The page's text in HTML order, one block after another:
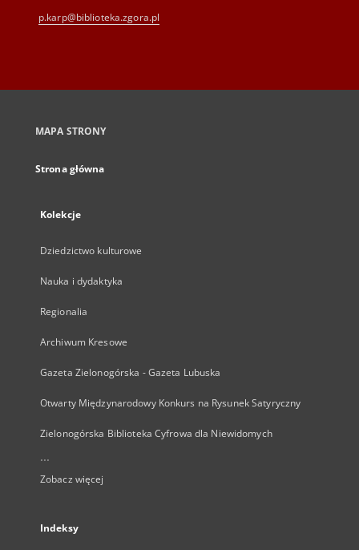
p.karp@biblioteka.zgora.pl
MAPA STRONY
Strona główna
Kolekcje
Dziedzictwo kulturowe
Nauka i dydaktyka
Regionalia
Archiwum Kresowe
Gazeta Zielonogórska - Gazeta Lubuska
Otwarty Międzynarodowy Konkurs na Rysunek Satyryczny
Zielonogórska Biblioteka Cyfrowa dla Niewidomych
...
Zobacz więcej
Indeksy